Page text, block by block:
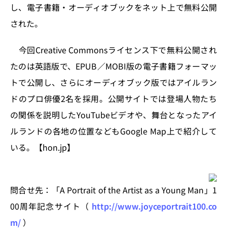
し、電子書籍・オーディオブックをネット上で無料公開
された。
今回Creative Commonsライセンス下で無料公開され
たのは英語版で、EPUB／MOBI版の電子書籍フォーマッ
トで公開し、さらにオーディオブック版ではアイルラン
ドのプロ俳優2名を採用。公開サイトでは登場人物たち
の関係を説明したYouTubeビデオや、舞台となったアイ
ルランドの各地の位置などもGoogle Map上で紹介して
いる。【hon.jp】
問合せ先：「A Portrait of the Artist as a Young Man」1
00周年記念サイト（ http://www.joyceportrait100.co
m/ ）